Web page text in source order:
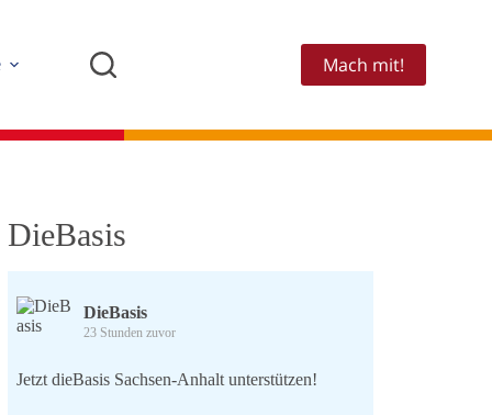
Mach mit!
DieBasis
DieBasis
23 Stunden zuvor
Jetzt dieBasis Sachsen-Anhalt unterstützen!